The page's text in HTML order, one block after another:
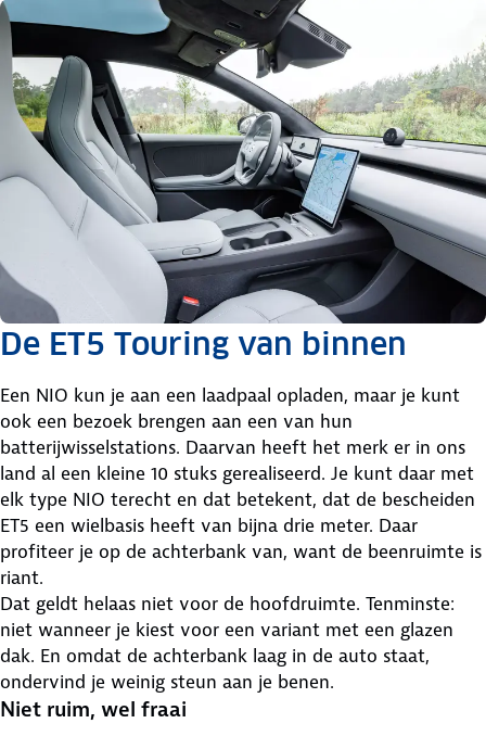
De ET5 Touring van binnen
Een NIO kun je aan een laadpaal opladen, maar je kunt
ook een bezoek brengen aan een van hun
batterijwisselstations. Daarvan heeft het merk er in ons
land al een kleine 10 stuks gerealiseerd. Je kunt daar met
elk type NIO terecht en dat betekent, dat de bescheiden
ET5 een wielbasis heeft van bijna drie meter. Daar
profiteer je op de achterbank van, want de beenruimte is
riant.
Dat geldt helaas niet voor de hoofdruimte. Tenminste:
niet wanneer je kiest voor een variant met een glazen
dak. En omdat de achterbank laag in de auto staat,
ondervind je weinig steun aan je benen.
Niet ruim, wel fraai